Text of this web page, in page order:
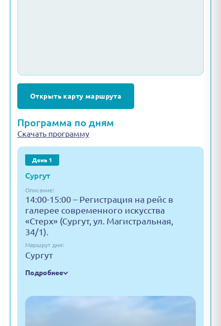
Открыть карту маршрута
Программа по дням
Скачать программу
День 1
Сургут
Описание:
14:00-15:00 – Регистрация на рейс в
галерее современного искусства
«Стерх» (Сургут, ул. Магистральная,
34/1).
Маршрут дня:
Сургут
Подробнее